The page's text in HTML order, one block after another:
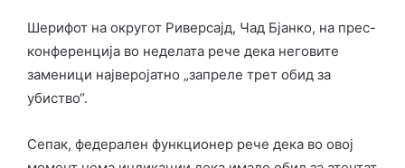
Шерифот на округот Риверсајд, Чад Бјанко, на прес-
конференција во неделата рече дека неговите
заменици најверојатно „запреле трет обид за
убиство“.
Сепак, федерален функционер рече дека во овој